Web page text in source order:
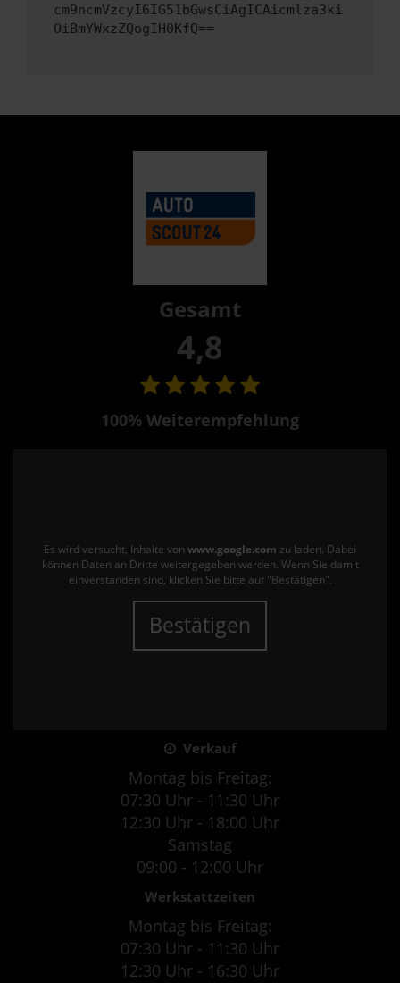
cm9ncmVzcyI6IG51bGwsCiAgICAicmlza3ki
OiBmYWxzZQogIH0KfQ==
Gesamt
4,8
100% Weiterempfehlung
Es wird versucht, Inhalte von www.google.com zu laden. Dabei
können Daten an Dritte weitergegeben werden. Wenn Sie damit
einverstanden sind, klicken Sie bitte auf "Bestätigen".
Bestätigen
Verkauf
Montag bis Freitag:
07:30 Uhr - 11:30 Uhr
12:30 Uhr - 18:00 Uhr
Samstag
09:00 - 12:00 Uhr
Werkstattzeiten
Montag bis Freitag:
07:30 Uhr - 11:30 Uhr
12:30 Uhr - 16:30 Uhr